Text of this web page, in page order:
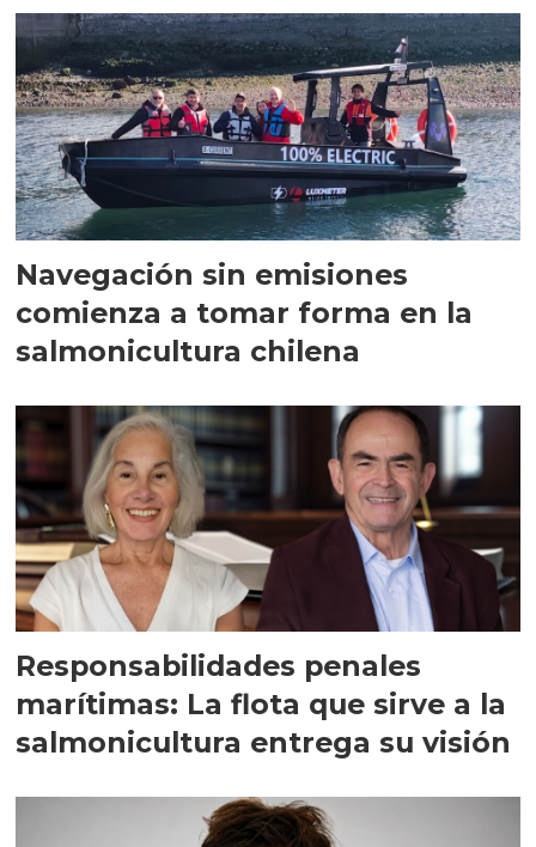
Navegación sin emisiones
comienza a tomar forma en la
salmonicultura chilena
Responsabilidades penales
marítimas: La flota que sirve a la
salmonicultura entrega su visión